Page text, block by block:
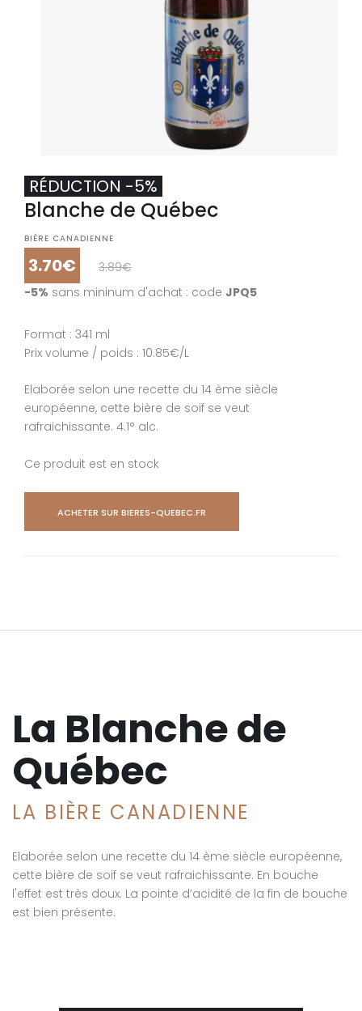
Blanche de Québec
BIÈRE CANADIENNE
3.70€
3.89€
-5% sans mininum d'achat : code JPQ5
RÉDUCTION -5%
Format : 341 ml
Prix volume / poids : 10.85€/L
Elaborée selon une recette du 14 ème siècle
européenne, cette bière de soif se veut
rafraichissante. 4.1° alc.
Ce produit est en stock
ACHETER SUR BIERES-QUEBEC.FR
La Blanche de
Québec
LA BIÈRE CANADIENNE
Elaborée selon une recette du 14 ème siècle européenne,
cette bière de soif se veut rafraichissante. En bouche
l'effet est très doux. La pointe d’acidité de la fin de bouche
est bien présente.